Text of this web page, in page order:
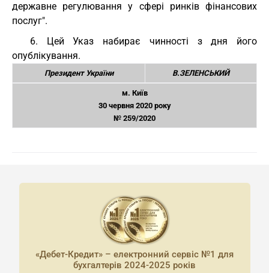
державне регулювання у сфері ринків фінансових
послуг".
6. Цей Указ набирає чинності з дня його
опублікування.
Президент України В.ЗЕЛЕНСЬКИЙ
м. Київ
30 червня 2020 року
№ 259/2020
«Дебет-Кредит» – електронний сервіс №1 для
бухгалтерів 2024-2025 років